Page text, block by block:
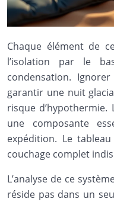
Chaque élément de
l’isolation par le
condensation.
garantir une nuit
risque
une composante
expédition. Le
couchage complet
L’analyse de ce
réside pas dans un